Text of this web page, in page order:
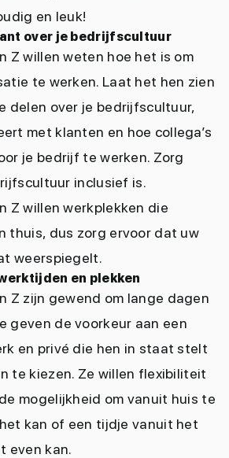
en leuk!
over je bedrijfscultuur
Z willen weten hoe het is om
te werken. Laat het hen zien
delen over je bedrijfscultuur,
met klanten en hoe collega’s
je bedrijf te werken. Zorg
inclusief is.
Z willen werkplekken die
thuis, dus zorg ervoor dat uw
weerspiegelt.
en plekken
Z zijn gewend om lange dagen
geven de voorkeur aan een
en privé die hen in staat stelt
te kiezen. Ze willen flexibiliteit
mogelijkheid om vanuit huis te
kan of een tijdje vanuit het
even kan.